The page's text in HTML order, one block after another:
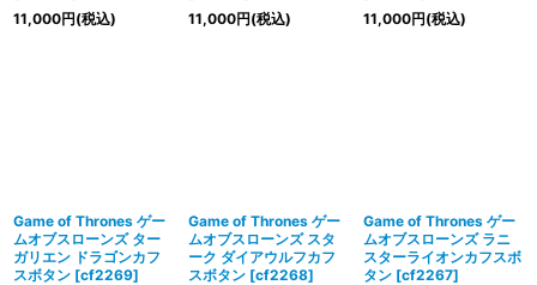
11,000円(税込)
11,000円(税込)
11,000円(税込)
Game of Thrones ゲー
ムオブスローンズ ター
ガリエン ドラゴンカフ
スボタン [cf2269]
Game of Thrones ゲー
ムオブスローンズ スタ
ーク ダイアウルフカフ
スボタン [cf2268]
Game of Thrones ゲー
ムオブスローンズ ラニ
スターライオンカフスボ
タン [cf2267]